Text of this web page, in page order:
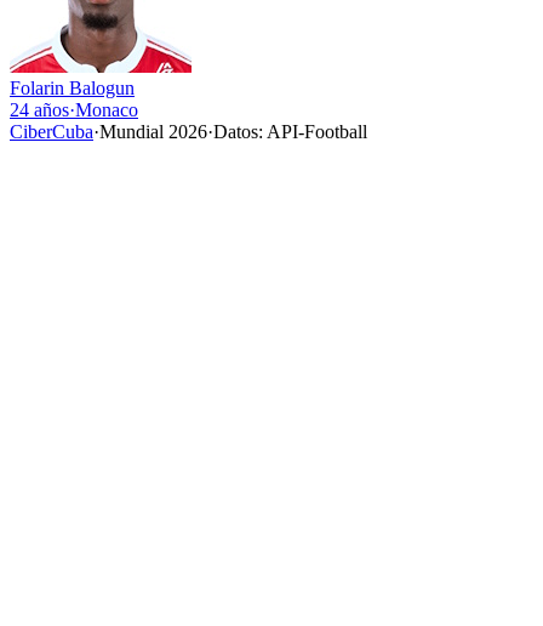
Folarin Balogun
24 años·Monaco
CiberCuba·Mundial 2026·Datos: API-Football